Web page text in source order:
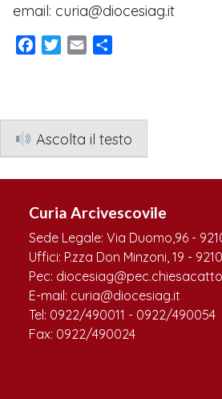
email: curia@diocesiag.it
Facebook
TwitterEmail
Ascolta il testo
Curia Arcivescovile
Sede Legale: Via Duomo,96 -
Uffici: P.zza Don Minzoni, 19 -
Pec:
E-mail: curia@diocesiag.it
Tel: 0922/490011 - 0922/490054
Fax: 0922/490024